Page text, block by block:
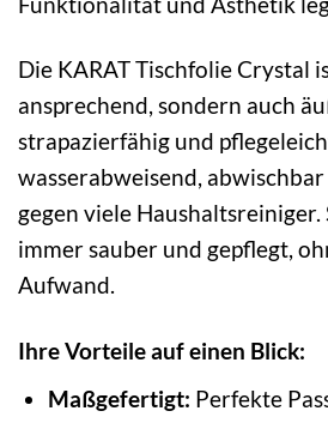
Die KARAT Tischfolie Crystal
ansprechend, sondern auch
strapazierfähig und
wasserabweisend,
gegen viele
immer sauber und gepflegt,
Aufwand.
Ihre Vorteile auf einen Blick:
Maßgefertigt: Perfekte